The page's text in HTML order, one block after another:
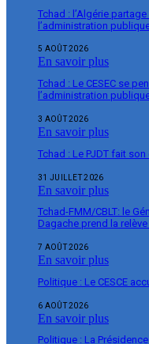
Tchad : l’Algérie
l’administration
5 AOÛT 2026
En savoir plus
Tchad : Le CESEC se
l’administration
3 AOÛT 2026
En savoir plus
Tchad : Le PJDT fait
31 JUILLET 2026
En savoir plus
Tchad-FMM/CBLT: le
Dagache prend la
7 AOÛT 2026
En savoir plus
Politique : Le CESCE
6 AOÛT 2026
En savoir plus
Politique : La